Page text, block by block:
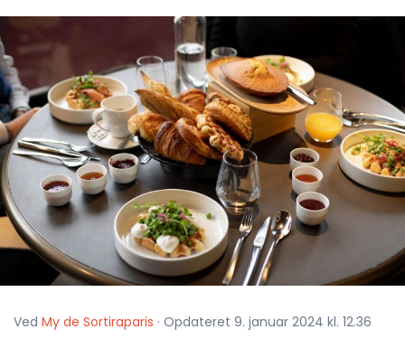
Ved My de Sortiraparis · Opdateret 9. januar 2024 kl. 12.36